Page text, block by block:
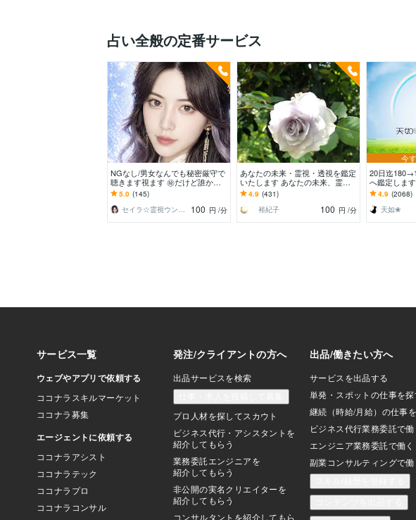
占い全般の定番サービス
NGなし/男女なんでも秘密厳守で
聴きます視ます ㊙︎だけど誰かに
言いたい話を安心して話せる場所
5.0 (145)
セイラ☆霊視ウンミョン鑑定
100 円 /分
あなたの未来・霊視・透視を鑑定
いたします あなたの未来、霊
視、透視いたします
4.9 (431)
裕紀子
100 円 /分
今
20日迄
へ鑑定しま
婚 仕事 人間
あります
4.9 (2068)
天如❀